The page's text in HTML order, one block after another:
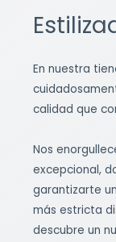
En nuestra
calidad que
Nos
excepcional,
garantizarte
más estricta
descubre un